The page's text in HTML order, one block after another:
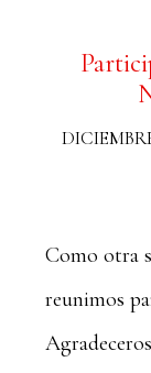
Como otra
reunimos